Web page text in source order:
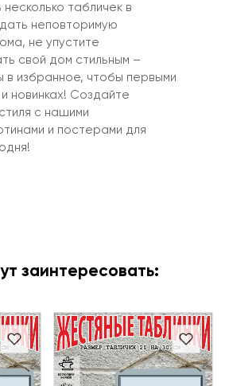
несколько табличек в
неповторимую
не упустите
свой дом стильным –
в избранное, чтобы первыми
новинках! Создайте
с нашими
и постерами для
заинтересовать: